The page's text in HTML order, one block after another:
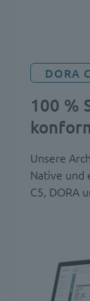
DORA
100 %
Unsere
Native und
C5, DORA